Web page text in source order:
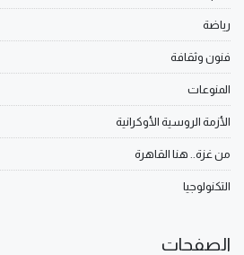
رياضة
فنون وثقافة
المنوعات
الأزمة الروسية الأوكرانية
من غزة.. هنا القاهرة
التكنولوجيا
الصفحات